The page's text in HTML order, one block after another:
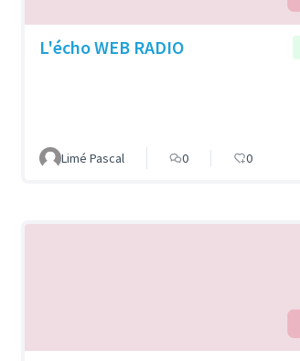
L'écho WEB RADIO
Limé Pascal 0 0